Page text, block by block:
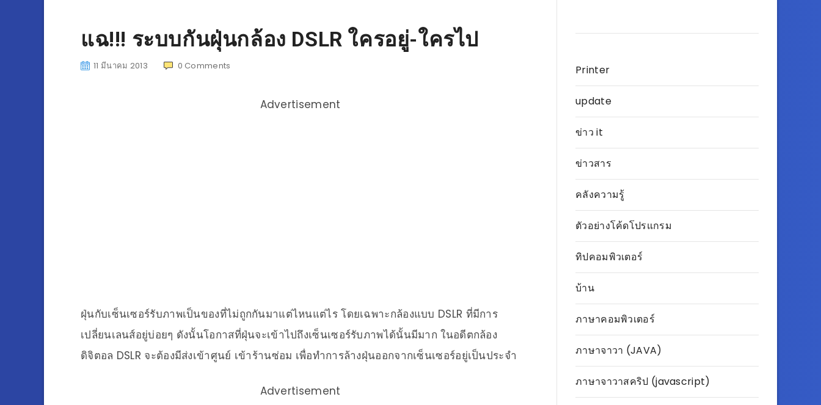
แฉ!!! ระบบกันฝุ่นกล้อง DSLR ใครอยู่-ใครไป
11 มีนาคม 2013 0 Comments
Advertisement
ฝุ่นกับเซ็นเซอร์รับภาพเป็นของที่ไม่ถูกกันมาแต่ไหนแต่ไร โดยเฉพาะกล้องแบบ DSLR ที่มีการ
เปลี่ยนเลนส์อยู่บ่อยๆ ดังนั้นโอกาสที่ฝุ่นจะเข้าไปถึงเซ็นเซอร์รับภาพได้นั้นมีมาก ในอดีตกล้อง
ดิจิตอล DSLR จะต้องมีส่งเข้าศูนย์ เข้าร้านซ่อม เพื่อทำการล้างฝุ่นออกจากเซ็นเซอร์อยู่เป็นประจำ
Advertisement
Printer
update
ข่าว it
ข่าวสาร
คลังความรู้
ตัวอย่างโค้ดโปรแกรม
ทิปคอมพิวเตอร์
บ้าน
ภาษาคอมพิวเตอร์
ภาษาจาวา (JAVA)
ภาษาจาวาสคริป (javascript)